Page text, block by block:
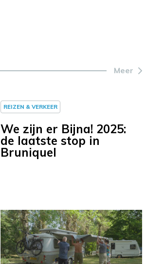
Meer
REIZEN & VERKEER
We zijn er Bijna! 2025:
de laatste stop in
Bruniquel